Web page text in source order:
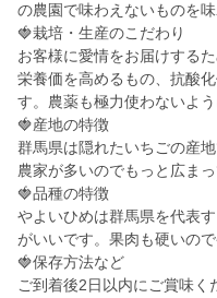
の農園で味わえないものを味
🍓栽培・生産のこだわり
お客様に愛情をお届けする
栄養価を高めるもの、抗酸
す。農薬も極力使わないよう
🍓産地の特徴
群馬県は隠れたいちごの産
農家が多いのでもっと広まっ
🍓品種の特徴
やよいひめは群馬県を代表
がいいです。果肉も硬いの
🍓保存方法など
ご到着後2日以内にご賞味く